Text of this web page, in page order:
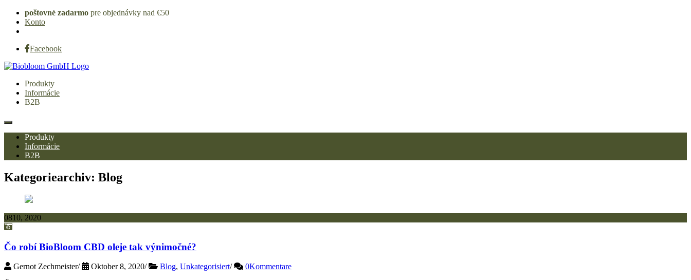
poštovné zadarmo pre objednávky nad €50
Konto
Facebook
Produkty
Informácie
B2B
Produkty
Informácie
B2B
Kategoriearchiv: Blog
0810, 2020
Čo robí BioBloom CBD oleje tak výnimočné?
Gernot Zechmeister/ Oktober 8, 2020/ Blog, Unkategorisiert/
0Kommentare